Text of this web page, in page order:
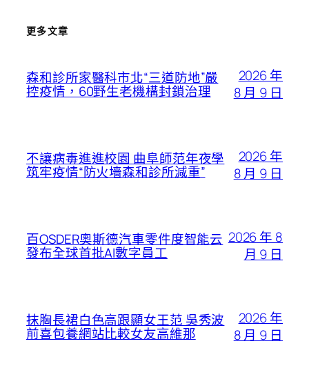
更多文章
森和診所家醫科市北“三道防地”嚴
控疫情，60野生老機構封鎖治理
2026 年
8 月 9 日
不讓病毒進進校園 曲阜師范年夜學
筑牢疫情“防火墻森和診所減重”
2026 年
8 月 9 日
百OSDER奧斯德汽車零件度智能云
發布全球首批AI數字員工
2026 年 8
月 9 日
抹胸長裙白色高跟顯女王范 吳秀波
前喜包養網站比較女友高維那
2026 年
8 月 9 日